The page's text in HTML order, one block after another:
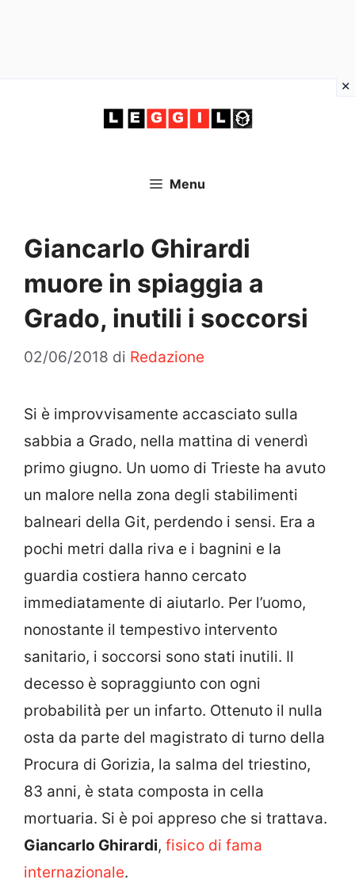
Menu
Giancarlo Ghirardi
muore in spiaggia a
Grado, inutili i soccorsi
02/06/2018 di Redazione
Si è improvvisamente accasciato sulla
sabbia a Grado, nella mattina di venerdì
primo giugno. Un uomo di Trieste ha avuto
un malore nella zona degli stabilimenti
balneari della Git, perdendo i sensi. Era a
pochi metri dalla riva e i bagnini e la
guardia costiera hanno cercato
immediatamente di aiutarlo. Per l’uomo,
nonostante il tempestivo intervento
sanitario, i soccorsi sono stati inutili. Il
decesso è sopraggiunto con ogni
probabilità per un infarto. Ottenuto il nulla
osta da parte del magistrato di turno della
Procura di Gorizia, la salma del triestino,
83 anni, è stata composta in cella
mortuaria. Si è poi appreso che si trattava.
Giancarlo Ghirardi, fisico di fama
internazionale.